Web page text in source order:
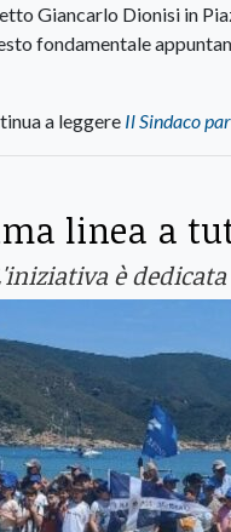
Giancarlo Dionisi in
fondamentale
a leggere Il Sindaco
linea a
è